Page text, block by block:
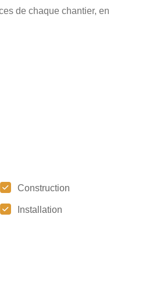
de chaque chantier, en
Construction
Installation